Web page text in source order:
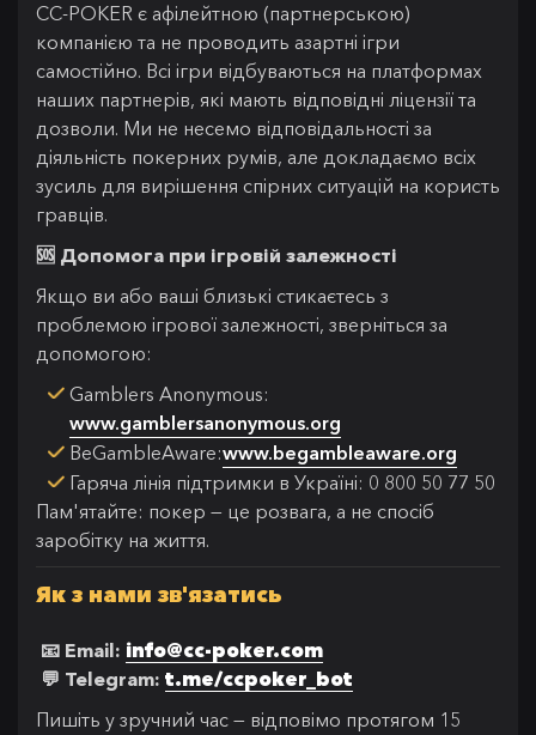
CC-POKER є афілейтною (партнерською)
компанією та не проводить азартні ігри
самостійно. Всі ігри відбуваються на платформах
наших партнерів, які мають відповідні ліцензії та
дозволи. Ми не несемо відповідальності за
діяльність покерних румів, але докладаємо всіх
зусиль для вирішення спірних ситуацій на користь
гравців.
🆘 Допомога при ігровій залежності
Якщо ви або ваші близькі стикаєтесь з
проблемою ігрової залежності, зверніться за
допомогою:
Gamblers Anonymous:
www.gamblersanonymous.org
BeGambleAware:www.begambleaware.org
Гаряча лінія підтримки в Україні: 0 800 50 77 50
Пам'ятайте: покер — це розвага, а не спосіб
заробітку на життя.
Як з нами зв'язатись
📧 Email: info@cc-poker.com
💬 Telegram: t.me/ccpoker_bot
Пишіть у зручний час — відповімо протягом 15